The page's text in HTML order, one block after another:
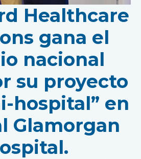
Healthcare
gana el
nacional
su proyecto
hospital” en
Glamorgan